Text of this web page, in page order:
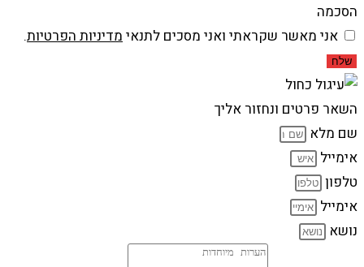
הסכמה
אני מאשר שקראתי ואני מסכים לתנאי מדיניות הפרטיות.
שלח
השאר פרטים ונחזור אליך
שם מלא
אימייל
טלפון
אימייל
נושא